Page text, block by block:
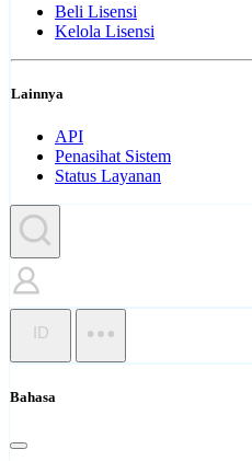
Beli Lisensi
Kelola Lisensi
Lainnya
API
Penasihat Sistem
Status Layanan
ID
Bahasa